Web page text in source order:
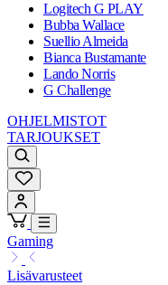
Logitech G PLAY
Bubba Wallace
Suellio Almeida
Bianca Bustamante
Lando Norris
G Challenge
OHJELMISTOT
TARJOUKSET
Gaming
Lisävarusteet